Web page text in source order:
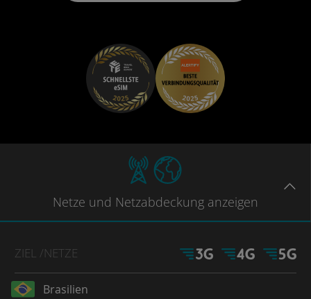
Netze und Netzabdeckung anzeigen
ZIEL /NETZE
Brasilien